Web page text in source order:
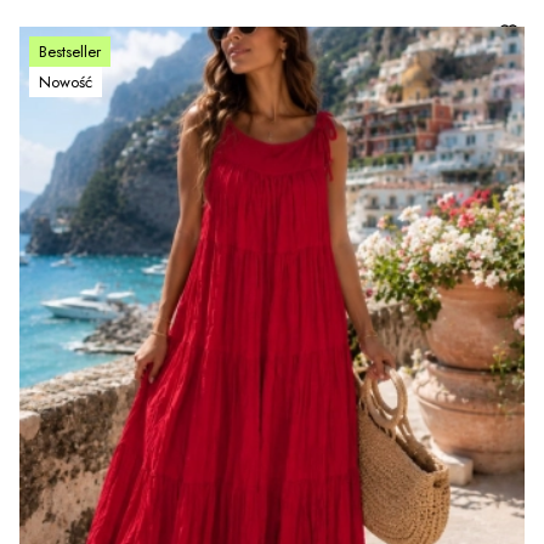
Bestseller
Nowość